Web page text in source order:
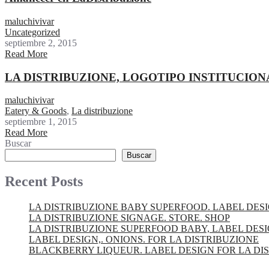
maluchivivar
Uncategorized
septiembre 2, 2015
Read More
LA DISTRIBUZIONE, LOGOTIPO
maluchivivar
Eatery & Goods, La distribuzione
septiembre 1, 2015
Read More
Buscar
Buscar
Recent Posts
LA DISTRIBUZIONE BABY SUPERFOOD. LABEL
LA DISTRIBUZIONE SIGNAGE. STORE. SHOP
LA DISTRIBUZIONE SUPERFOOD BABY, LABEL
LABEL DESIGN,. ONIONS. FOR LA DISTRIBUZIONE
BLACKBERRY LIQUEUR. LABEL DESIGN FOR LA